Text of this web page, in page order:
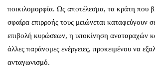
ποικιλομορφία. Ως αποτέλεσμα, τα κράτη που
σφαίρα επιρροής τους μειώνεται καταφεύγουν
επιβολή κυρώσεων, η υποκίνηση αναταραχών
άλλες παράνομες ενέργειες, προκειμένου να
ανταγωνισμό.